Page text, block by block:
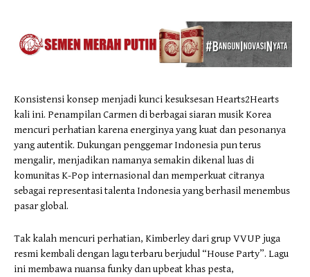
Konsistensi konsep menjadi kunci kesuksesan Hearts2Hearts
kali ini. Penampilan Carmen di berbagai siaran musik Korea
mencuri perhatian karena energinya yang kuat dan pesonanya
yang autentik. Dukungan penggemar Indonesia pun terus
mengalir, menjadikan namanya semakin dikenal luas di
komunitas K-Pop internasional dan memperkuat citranya
sebagai representasi talenta Indonesia yang berhasil menembus
pasar global.
Tak kalah mencuri perhatian, Kimberley dari grup VVUP juga
resmi kembali dengan lagu terbaru berjudul “House Party”. Lagu
ini membawa nuansa funky dan upbeat khas pesta,